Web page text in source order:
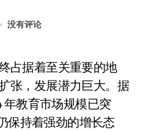
没有评论
张，发展潜力巨大。据
教育市场规模已突
保持着强劲的增长态